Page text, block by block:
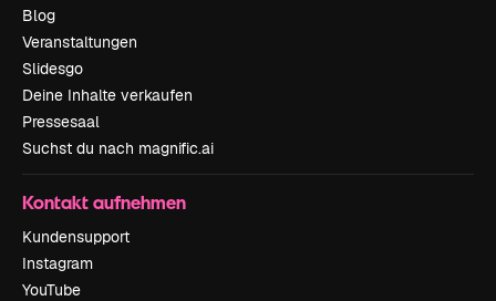
Blog
Veranstaltungen
Slidesgo
Deine Inhalte verkaufen
Pressesaal
Suchst du nach magnific.ai
Kontakt aufnehmen
Kundensupport
Instagram
YouTube